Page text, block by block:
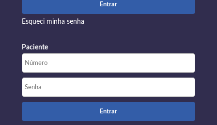
Esqueci minha senha
Paciente